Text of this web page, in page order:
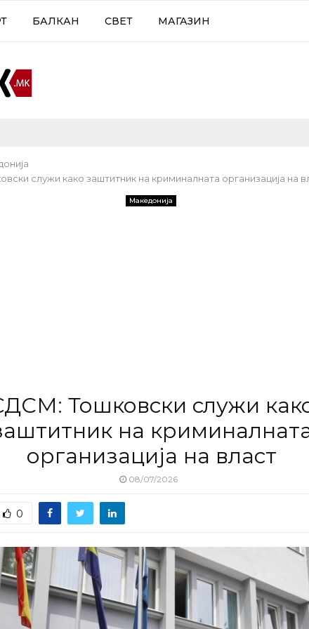
БАЛКАН СВЕТ МАГАЗИН
служи како заштитник на криминалната организација на
Македонија
Тошковски служи
на
организација на власт
08/07/2026
0